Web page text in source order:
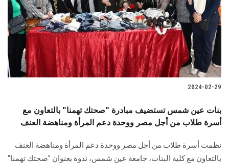
2024-02-29
بنات عين شمس تستضيف مبادرة "صحتك تهمنا" بالتعاون مع
أسرة طلاب من أجل مصر ووحدة دعم المرأة ومناهضة العنف
نظمت أسرة طلاب من أجل مصر ووحدة دعم المرأة ومناهضة العنف
بالتعاون مع كلية البنات، جامعة عين شمس، ندوة بعنوان "صحتك تهمنا"